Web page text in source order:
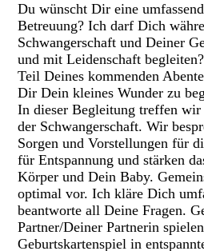
Du wünscht Dir eine
Betreuung? Ich darf Dich
Schwangerschaft und Deiner
und mit Leidenschaft
Teil Deines kommenden
Dir Dein kleines Wunder zu
In dieser Begleitung treffen
der Schwangerschaft. Wir
Sorgen und Vorstellungen für
für Entspannung und stärken
Körper und Dein Baby.
optimal vor. Ich kläre Dich
beantworte all Deine Fragen.
Partner/Deiner Partnerin
Geburtskartenspiel in